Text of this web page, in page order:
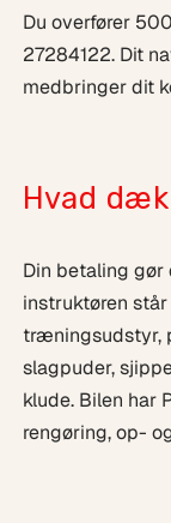
Du overfører
27284122. Dit
medbringer dit
Hvad
Din betaling gør
instruktøren
træningsudstyr,
slagpuder,
klude. Bilen har
rengøring, op-